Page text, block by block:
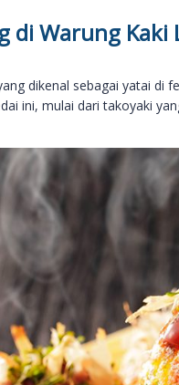
di Warung Kaki
dikenal sebagai yatai di
ini, mulai dari takoyaki